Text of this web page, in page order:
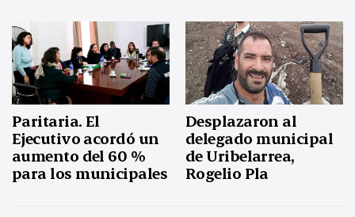
Paritaria. El
Ejecutivo acordó un
aumento del 60 %
para los municipales
Desplazaron al
delegado municipal
de Uribelarrea,
Rogelio Pla